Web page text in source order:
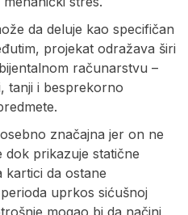
da deluje kao specifičan
projekat odražava širi
računarstvu –
tanji i besprekorno
značajna jer on ne
dok prikazuje statične
kartici da ostane
uprkos sićušnoj
mogao bi da načini